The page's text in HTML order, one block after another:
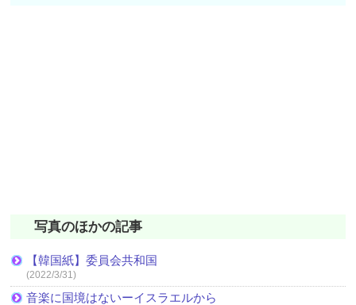
写真のほかの記事
【韓国紙】委員会共和国
(2022/3/31)
音楽に国境はないーイスラエルから